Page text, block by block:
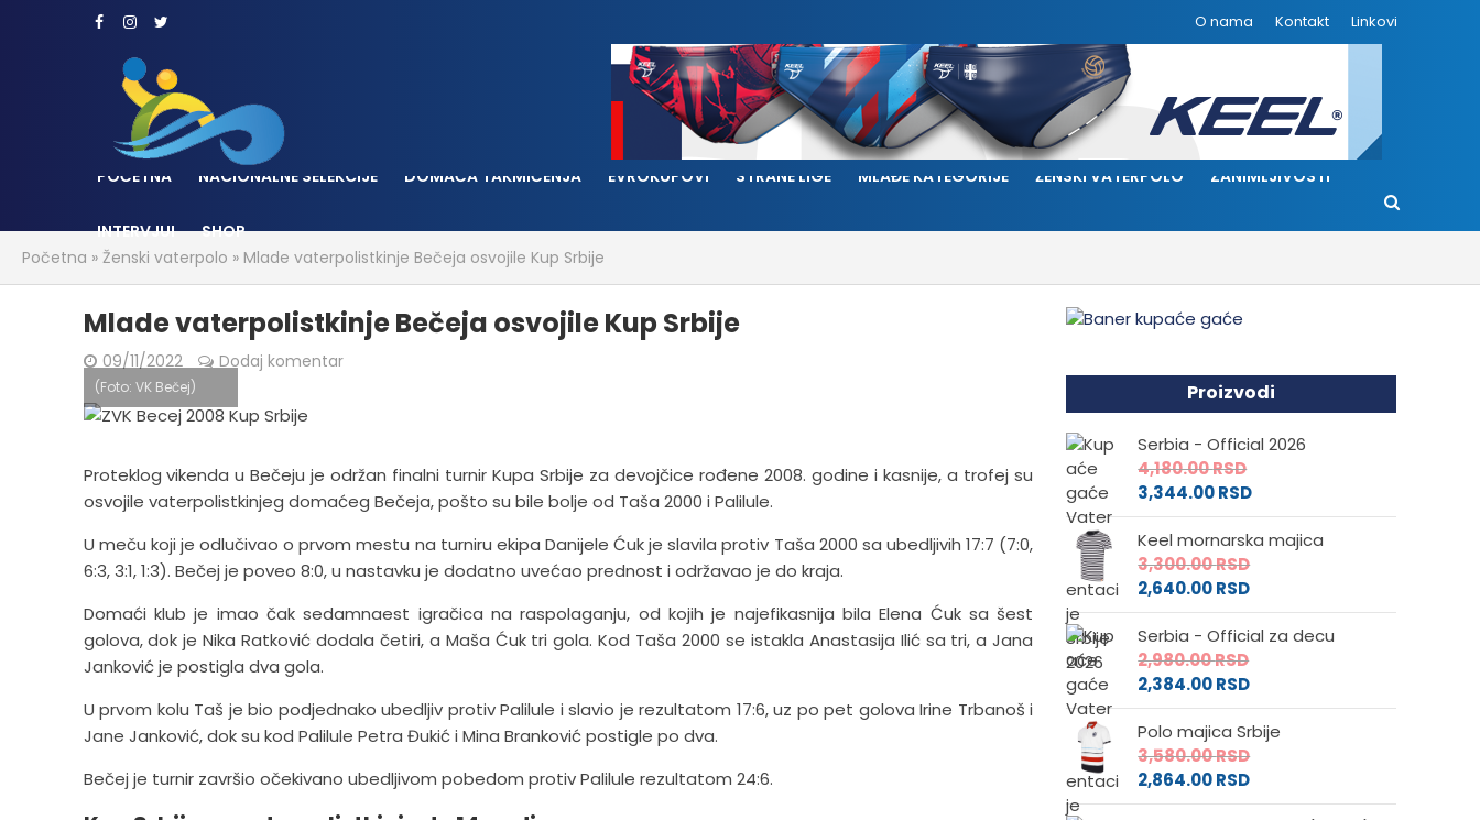
O nama Kontakt Linkovi
POČETNA NACIONALNE SELEKCIJE DOMAĆA TAKMIČENJA EVROKUPOVI STRANE LIGE MLAĐE KATEGORIJE ŽENSKI VATERPOLO ZANIMLJIVOSTI
INTERVJUI
SHOP
Početna » Ženski vaterpolo » Mlade vaterpolistkinje Bečeja osvojile Kup Srbije
Mlade vaterpolistkinje Bečeja osvojile Kup Srbije
09/11/2022 Dodaj komentar
(Foto: VK Bečej)
Proteklog vikenda u Bečeju je održan finalni turnir Kupa Srbije za devojčice rođene 2008. godine i kasnije, a trofej su
osvojile vaterpolistkinjeg domaćeg Bečeja, pošto su bile bolje od Taša 2000 i Palilule.
U meču koji je odlučivao o prvom mestu na turniru ekipa Danijele Ćuk je slavila protiv Taša 2000 sa ubedljivih 17:7 (7:0,
6:3, 3:1, 1:3). Bečej je poveo 8:0, u nastavku je dodatno uvećao prednost i održavao je do kraja.
Domaći klub je imao čak sedamnaest igračica na raspolaganju, od kojih je najefikasnija bila Elena Ćuk sa šest
golova, dok je Nika Ratković dodala četiri, a Maša Ćuk tri gola. Kod Taša 2000 se istakla Anastasija Ilić sa tri, a Jana
Janković je postigla dva gola.
U prvom kolu Taš je bio podjednako ubedljiv protiv Palilule i slavio je rezultatom 17:6, uz po pet golova Irine Trbanoš i
Jane Janković, dok su kod Palilule Petra Đukić i Mina Branković postigle po dva.
Bečej je turnir završio očekivano ubedljivom pobedom protiv Palilule rezultatom 24:6.
Proizvodi
Serbia - Official 2026
4,180.00RSD
3,344.00RSD
Keel mornarska majica
3,300.00RSD
2,640.00RSD
Serbia - Official za decu
2,980.00RSD
2,384.00RSD
Polo majica Srbije
3,580.00RSD
2,864.00RSD